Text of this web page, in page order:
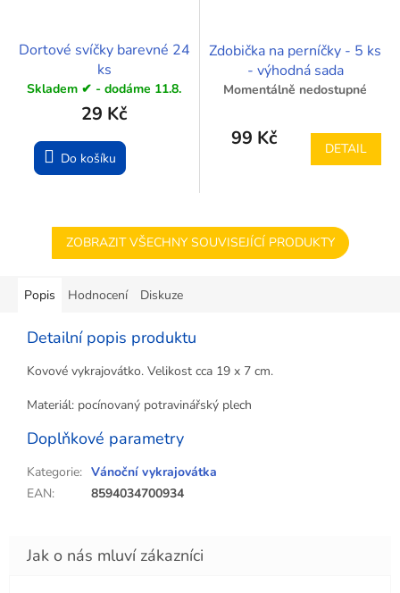
Dortové svíčky barevné 24
ks
Skladem ✔ - dodáme 11.8.
29 Kč
Do košíku
Zdobička na perníčky - 5 ks
- výhodná sada
Momentálně nedostupné
99 Kč DETAIL
ZOBRAZIT VŠECHNY SOUVISEJÍCÍ PRODUKTY
Popis Hodnocení Diskuze
Detailní popis produktu
Kovové vykrajovátko. Velikost cca 19 x 7 cm.
Materiál: pocínovaný potravinářský plech
Doplňkové parametry
Kategorie: Vánoční vykrajovátka
EAN: 8594034700934